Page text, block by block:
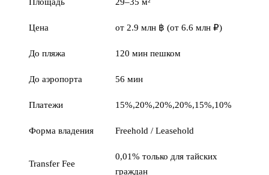
Площадь 29–35 м²
Цена от 2.9 млн ฿ (от 6.6 млн ₽)
До пляжа 120 мин пешком
До аэропорта 56 мин
Платежи 15%,20%,20%,20%,15%,10%
Форма владения Freehold / Leasehold
Transfer Fee
0,01% только для тайских
граждан